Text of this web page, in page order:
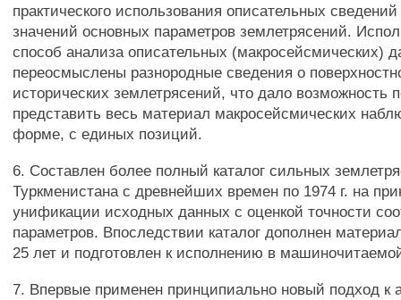
практического использования описательных
значений основных параметров землетрясений.
способ анализа описательных (макросейсмических)
переосмыслены разнородные сведения о
исторических землетрясений, что дало возможность
представить весь материал макросейсмических
форме, с единых позиций.
6. Составлен более полный каталог сильных
Туркменистана с древнейших времен по 1974 г. на
унификации исходных данных с оценкой точности
параметров. Впоследствии каталог дополнен
25 лет и подготовлен к исполнению в
7. Впервые применен принципиально новый подход к